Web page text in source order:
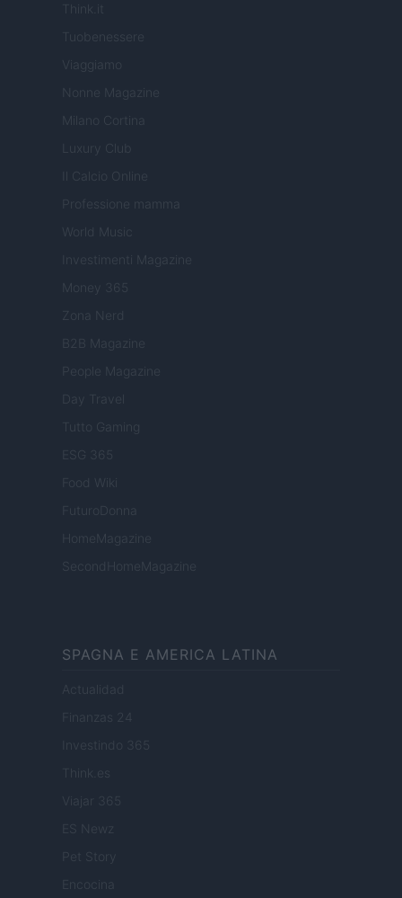
Think.it
Tuobenessere
Viaggiamo
Nonne Magazine
Milano Cortina
Luxury Club
Il Calcio Online
Professione mamma
World Music
Investimenti Magazine
Money 365
Zona Nerd
B2B Magazine
People Magazine
Day Travel
Tutto Gaming
ESG 365
Food Wiki
FuturoDonna
HomeMagazine
SecondHomeMagazine
SPAGNA E AMERICA LATINA
Actualidad
Finanzas 24
Investindo 365
Think.es
Viajar 365
ES Newz
Encocina